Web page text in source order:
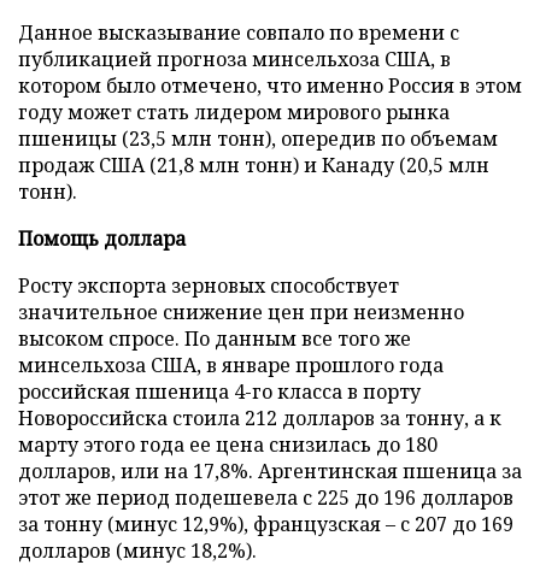
Данное высказывание совпало по времени с
публикацией прогноза минсельхоза США, в
котором было отмечено, что именно Россия в этом
году может стать лидером мирового рынка
пшеницы (23,5 млн тонн), опередив по объемам
продаж США (21,8 млн тонн) и Канаду (20,5 млн
тонн).
Помощь доллара
Росту экспорта зерновых способствует
значительное снижение цен при неизменно
высоком спросе. По данным все того же
минсельхоза США, в январе прошлого года
российская пшеница 4-го класса в порту
Новороссийска стоила 212 долларов за тонну, а к
марту этого года ее цена снизилась до 180
долларов, или на 17,8%. Аргентинская пшеница за
этот же период подешевела с 225 до 196 долларов
за тонну (минус 12,9%), французская – с 207 до 169
долларов (минус 18,2%).